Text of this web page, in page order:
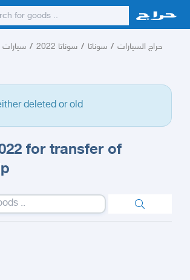
سيارات / سوناتا 2022 / سوناتا / حراج السيارات
deleted or old
for transfer of